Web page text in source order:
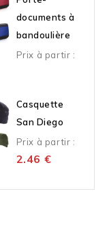
documents à
bandoulière
Prix à partir :
Casquette
San Diego
Prix à partir :
2.46 €